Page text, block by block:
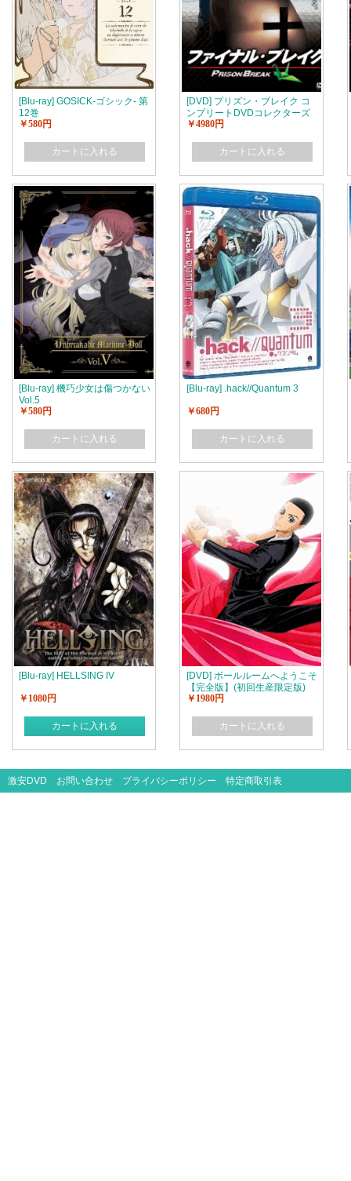
[Blu-ray] GOSICK-ゴシック- 第
12巻
￥580円
カートに入れる
[DVD] プリズン・ブレイク コ
ンプリートDVDコレクターズ
BOX【完全版】(初回生産限定
￥4980円
カートに入れる
[Blu-ray] 機巧少女は傷つかない
Vol.5
￥580円
カートに入れる
[Blu-ray] .hack//Quantum 3
￥680円
カートに入れる
[Blu-ray] HELLSING IV
￥1080円
カートに入れる
[DVD] ボールルームへようこそ
【完全版】(初回生産限定版)
￥1980円
カートに入れる
激安DVD お問い合わせ プライバシーポリシー 特定商取引表